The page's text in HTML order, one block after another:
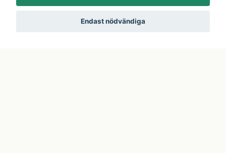
Prenumerera på vårt nyhetsbrev
Endast nödvändiga